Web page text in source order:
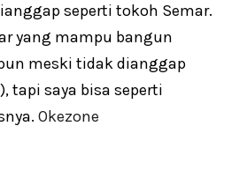
seperti tokoh Semar.
yang mampu bangun
meski tidak dianggap
tapi saya bisa seperti
Okezone